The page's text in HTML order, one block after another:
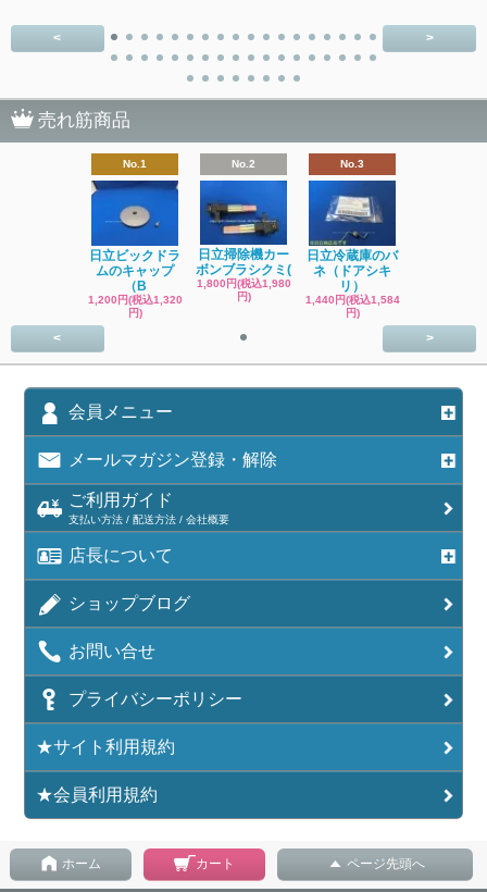
< >
売れ筋商品
No.1
日立ビックドラ
ムのキャップ
（B
1,200円(税込1,320
円)
No.2
日立掃除機カー
ボンブラシクミ(
1,800円(税込1,980
円)
No.3
日立冷蔵庫のバ
ネ（ドアシキ
リ）
1,440円(税込1,584
円)
< >
会員メニュー
メールマガジン登録・解除
ご利用ガイド
支払い方法 / 配送方法 / 会社概要
店長について
ショップブログ
お問い合せ
プライバシーポリシー
★サイト利用規約
★会員利用規約
ホーム カート ページ先頭へ